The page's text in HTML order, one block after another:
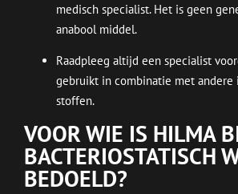
medisch specialist. Het is geen
anabool middel.
Raadpleeg altijd een specialist
gebruikt in combinatie met andere
stoffen.
VOOR WIE IS HILMA
BACTERIOSTATISCH
BEDOELD?